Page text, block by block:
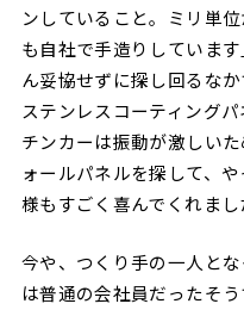
ンしていること。ミリ単
も自社で手造りしていま
ん妥協せずに探し回るな
ステンレスコーティング
チンカーは振動が激しい
ォールパネルを探して、
様もすごく喜んでくれまし
今や、つくり手の一人と
は普通の会社員だったそ